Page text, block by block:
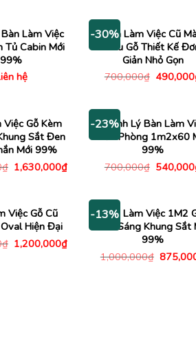
Làm Việc
Tủ Cabin Mới
99%
hệ
-30%
Bàn Làm Việc Cũ
Nâu Gỗ Thiết Kế
Giản Nhỏ Gọn
700,000₫ Giá
490,000
Gỗ Kèm
Sắt Đen
Mới 99%
₫ Giá
gốc
1,630,000₫Giá
1,630,000₫.
-23%
Thanh Lý Bàn Làm
Văn Phòng 1m2x60
99%
700,000₫ Giá
540,000
Việc Gỗ Cũ
Oval Hiện Đại
₫ Giá
gốc
1,200,000₫Giá
-13%
Bàn Làm Việc 1M2
Màu Sáng Khung Sắt
99%
1,000,000₫ Giá